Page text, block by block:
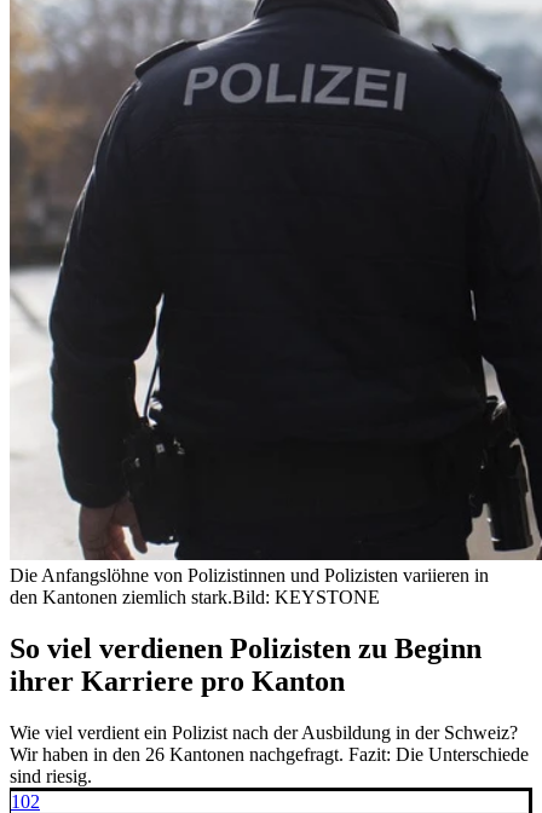
Die Anfangslöhne von Polizistinnen und Polizisten variieren in
den Kantonen ziemlich stark.Bild: KEYSTONE
So viel verdienen Polizisten zu Beginn
ihrer Karriere pro Kanton
Wie viel verdient ein Polizist nach der Ausbildung in der Schweiz?
Wir haben in den 26 Kantonen nachgefragt. Fazit: Die Unterschiede
sind riesig.
102